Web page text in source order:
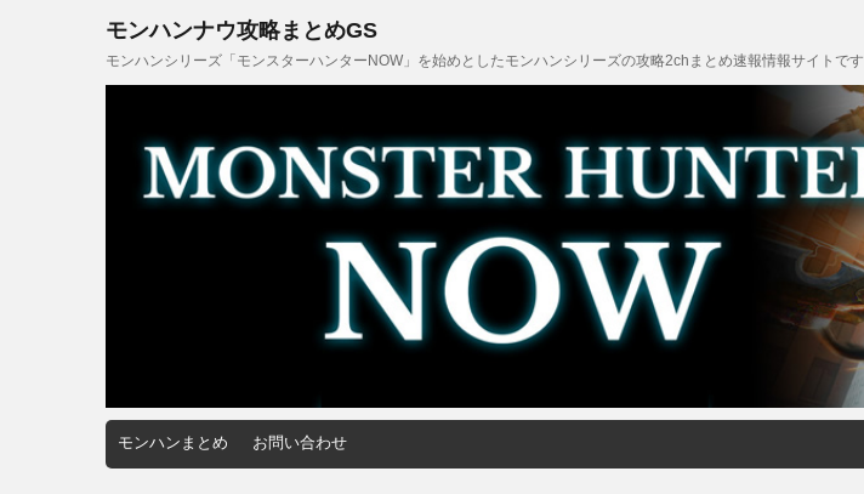
モンハンナウ攻略まとめGS
モンハンシリーズ「モンスターハンターNOW」を始めとしたモンハンシリーズの攻略2chまとめ速報情報サイトです
モンハンまとめ お問い合わせ